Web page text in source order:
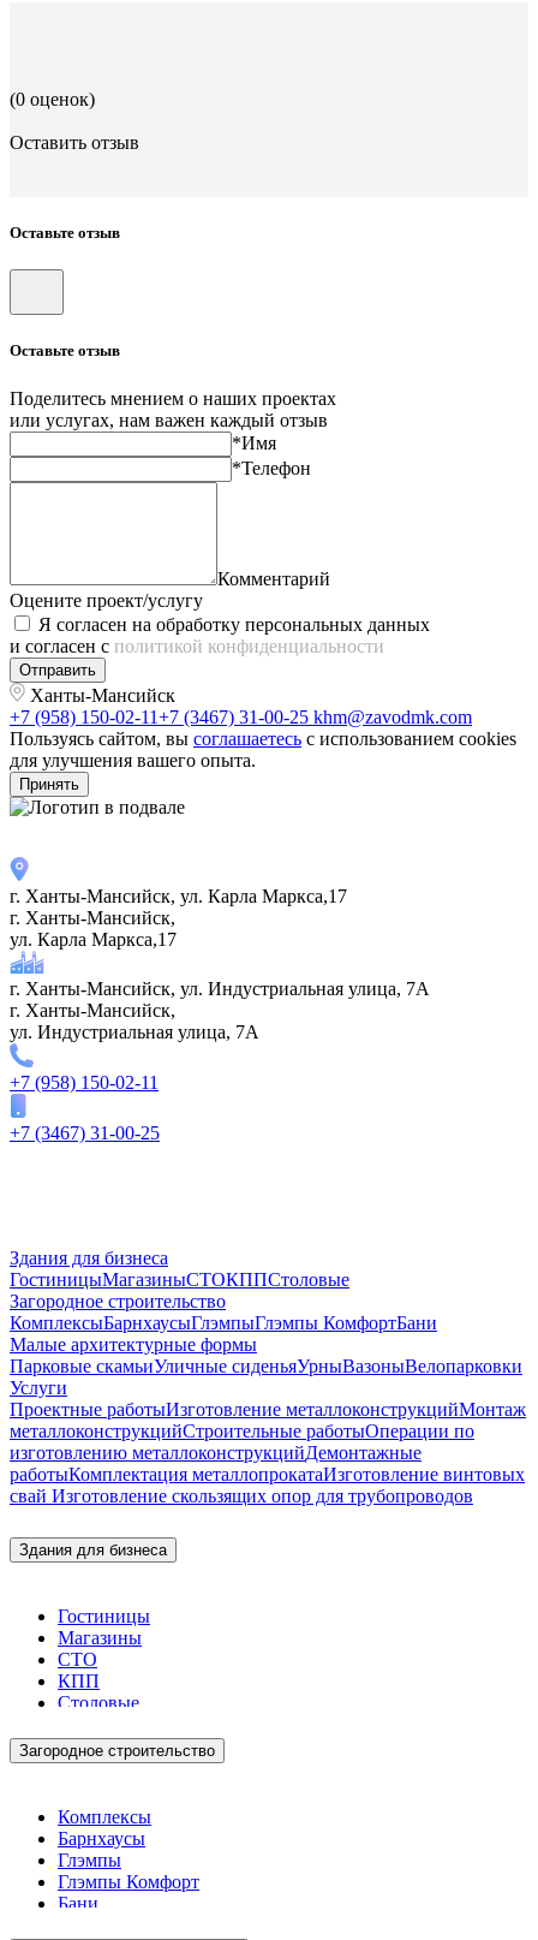
(0 оценок)
Оставить отзыв
Оставьте отзыв
Оставьте отзыв
Поделитесь мнением о наших проектах
или услугах, нам важен каждый отзыв
*Имя
*Телефон
Комментарий
Оцените проект/услугу
Я согласен на обработку персональных данных
и согласен с политикой конфиденциальности
Отправить
Ханты-Мансийск
+7 (958) 150-02-11+7 (3467) 31-00-25 khm@zavodmk.com
Пользуясь сайтом, вы соглашаетесь с использованием cookies
для улучшения вашего опыта.
Принять
г. Ханты-Мансийск, ул. Карла Маркса,17
г. Ханты-Мансийск,
ул. Карла Маркса,17
г. Ханты-Мансийск, ул. Индустриальная улица, 7А
г. Ханты-Мансийск,
ул. Индустриальная улица, 7А
+7 (958) 150-02-11
+7 (3467) 31-00-25
Здания для бизнеса
ГостиницыМагазиныСТОКППСтоловые
Загородное строительство
КомплексыБарнхаусыГлэмпыГлэмпы КомфортБани
Малые архитектурные формы
Парковые скамьиУличные сиденьяУрныВазоныВелопарковки
Услуги
Проектные работыИзготовление металлоконструкцийМонтаж
металлоконструкцийСтроительные работыОперации по
изготовлению металлоконструкцийДемонтажные
работыКомплектация металлопрокатаИзготовление винтовых
свай Изготовление скользящих опор для трубопроводов
Здания для бизнеса
Гостиницы
Магазины
СТО
КПП
Столовые
Загородное строительство
Комплексы
Барнхаусы
Глэмпы
Глэмпы Комфорт
Бани